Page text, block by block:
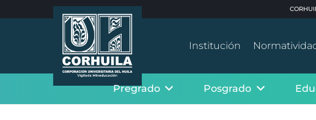
Institución
Pregrado Posgrado